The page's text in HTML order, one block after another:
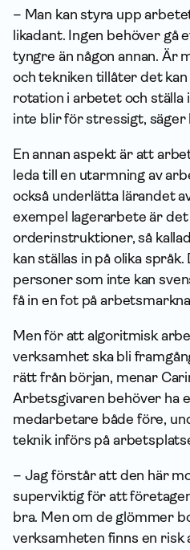
– Man kan styra upp
likadant. Ingen behöver gå
tyngre än någon annan. Är
och tekniken tillåter det kan
rotation i arbetet och ställa
inte blir för stressigt, säger
En annan aspekt är att
leda till en utarmning av
också underlätta lärandet
exempel lagerarbete är
orderinstruktioner, så
kan ställas in på olika
personer som inte kan
få in en fot på
Men för att algoritmisk
verksamhet ska bli
rätt från början, menar
Arbetsgivaren behöver ha
medarbetare både före,
teknik införs på
– Jag förstår att den här
superviktig för att
bra. Men om de glömmer
verksamheten finns en risk